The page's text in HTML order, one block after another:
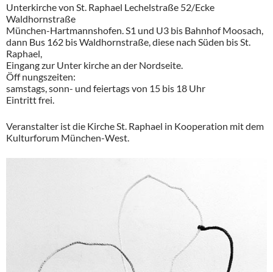
Unterkirche von St. Raphael Lechelstraße 52/Ecke
Waldhornstraße
München-Hartmannshofen. S1 und U3 bis Bahnhof Moosach,
dann Bus 162 bis Waldhornstraße, diese nach Süden bis St.
Raphael,
Eingang zur Unter kirche an der Nordseite.
Öff nungszeiten:
samstags, sonn- und feiertags von 15 bis 18 Uhr
Eintritt frei.
Veranstalter ist die Kirche St. Raphael in Kooperation mit dem
Kulturforum München-West.